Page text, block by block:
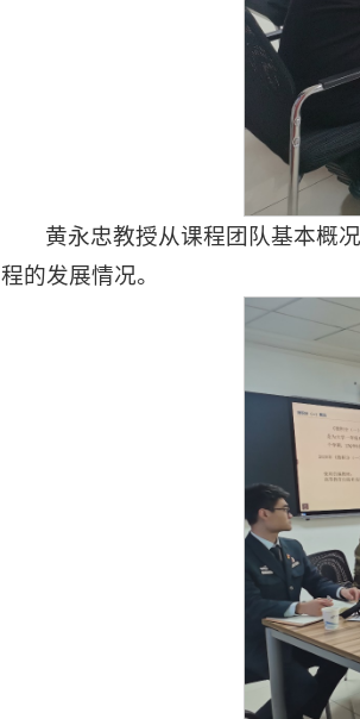
黄永忠教授从课程团队基本概
程的发展情况。